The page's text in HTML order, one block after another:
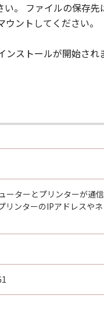
。 ファイルの保存先
ントしてください。
ストールが開始され
ターとプリンターが通
リンターのIPアドレスや